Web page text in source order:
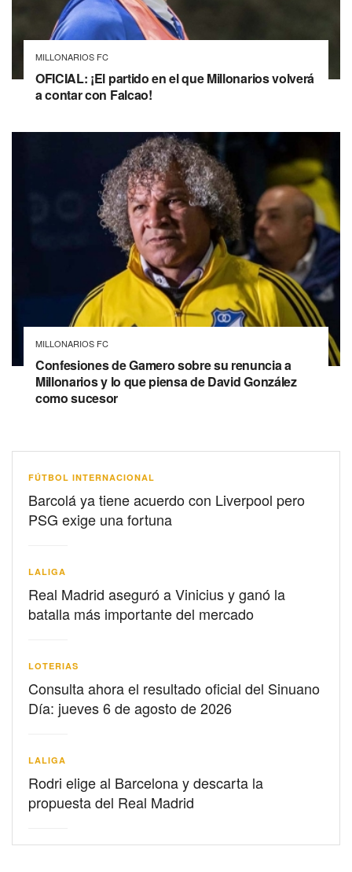
MILLONARIOS FC
OFICIAL: ¡El partido en el que Millonarios volverá
a contar con Falcao!
MILLONARIOS FC
Confesiones de Gamero sobre su renuncia a
Millonarios y lo que piensa de David González
como sucesor
FÚTBOL INTERNACIONAL
Barcolá ya tiene acuerdo con Liverpool pero
PSG exige una fortuna
LALIGA
Real Madrid aseguró a Vinicius y ganó la
batalla más importante del mercado
LOTERIAS
Consulta ahora el resultado oficial del Sinuano
Día: jueves 6 de agosto de 2026
LALIGA
Rodri elige al Barcelona y descarta la
propuesta del Real Madrid